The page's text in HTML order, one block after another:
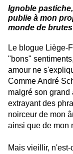
Ignoble
publie à mon
monde de
Le blogue Liège-
"bons"
amour ne
Comme André
malgré son grand
extrayant des
noirceur de mon
ainsi que de mon
Mais vieillir,